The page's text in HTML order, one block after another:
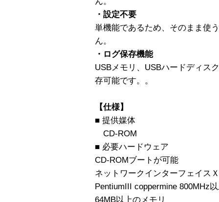
・設定不要
単機能であるため、そのまま使
ん。
・ログ保存機能
USBメモリ、USBハードディス
存可能です。。
【仕様】
■ 提供媒体
CD-ROM
■ 必要ハードウェア
CD-ROMブートが可能
ネットワークインターフェイス
PentiumIII coppermine 800MHz
64MB以上のメモリ